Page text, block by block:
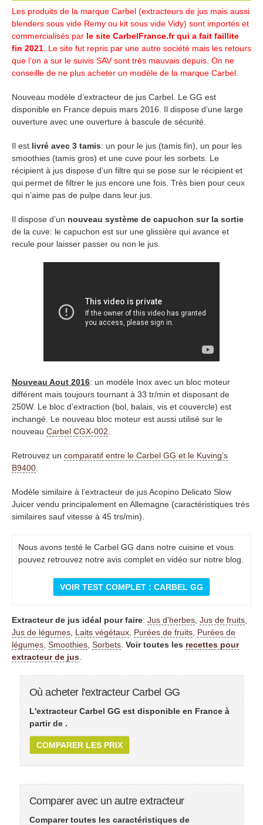
Les produits de la marque Carbel (extracteurs de jus mais aussi
blenders sous vide Remy ou kit sous vide Vidy) sont importés et
commercialisés par le site CarbelFrance.fr qui a fait faillite
fin 2021 . Le site fut repris par une autre société mais les retours
que l’on a sur le suivis SAV sont très mauvais depuis. On ne
conseille de ne plus acheter un modèle de la marque Carbel.
Nouveau modèle d’extracteur de jus Carbel. Le GG est
disponible en France depuis mars 2016. Il dispose d’une large
ouverture avec une ouverture à bascule de sécurité.
Il est livré avec 3 tamis: un pour le jus (tamis fin), un pour les
smoothies (tamis gros) et une cuve pour les sorbets. Le
récipient à jus dispose d’un filtre qui se pose sur le récipient et
qui permet de filtrer le jus encore une fois. Très bien pour ceux
qui n’aime pas de pulpe dans leur jus.
Il dispose d’un nouveau système de capuchon sur la sortie
de la cuve: le capuchon est sur une glissière qui avance et
recule pour laisser passer ou non le jus.
Nouveau Aout 2016: un modèle Inox avec un bloc moteur
différent mais toujours tournant à 33 tr/min et disposant de
250W. Le bloc d’extraction (bol, balais, vis et couvercle) est
inchangé. Le nouveau bloc moteur est aussi utilisé sur le
nouveau Carbel CGX-002.
Retrouvez un comparatif entre le Carbel GG et le Kuving’s
B9400.
Modèle similaire à l’extracteur de jus Acopino Delicato Slow
Juicer vendu principalement en Allemagne (caractéristiques très
similaires sauf vitesse à 45 trs/min).
Nous avons testé le Carbel GG dans notre cuisine et vous
pouvez retrouvez notre avis complet en vidéo sur notre blog.
VOIR TEST COMPLET : CARBEL GG
Extracteur de jus idéal pour faire: Jus d'herbes, Jus de fruits,
Jus de légumes, Laits végétaux, Purées de fruits, Purées de
légumes, Smoothies, Sorbets. Voir toutes les recettes pour
extracteur de jus.
Où acheter l'extracteur Carbel GG
L'extracteur Carbel GG est disponible en France à
partir de .
COMPARER LES PRIX
Comparer avec un autre extracteur
Comparer toutes les caractéristiques de